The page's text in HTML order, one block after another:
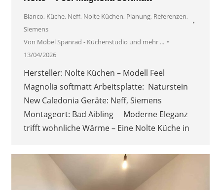
Blanco, Küche, Neff, Nolte Küchen, Planung, Referenzen,
Siemens
Von Möbel Spanrad - Küchenstudio und mehr ...
13/04/2026
Hersteller: Nolte Küchen – Modell Feel
Magnolia softmatt Arbeitsplatte: Naturstein
New Caledonia Geräte: Neff, Siemens
Montageort: Bad Aibling Moderne Eleganz
trifft wohnliche Wärme – Eine Nolte Küche in